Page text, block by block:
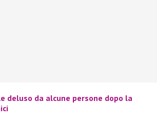
deluso da alcune persone dopo la